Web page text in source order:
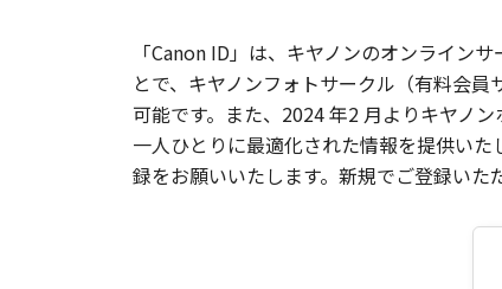
「Canon ID」は、キヤノンのオンライン
とで、キヤノンフォトサークル（有料会
可能です。また、2024 年2 月よりキヤノ
一人ひとりに最適化された情報を提供い
録をお願いいたします。新規でご登録いた